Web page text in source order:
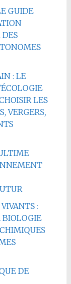
GUIDE
: LE
LES
VERGERS,
:
BIOLOGIE
DE